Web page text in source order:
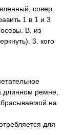
совер.
1 в 1 и 3
В. из
3. кого
длинном ремне,
на
для